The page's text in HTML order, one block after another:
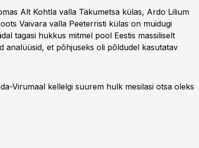
Alt Kohtla valla Täkumetsa külas, Ardo Lilium
Vaivara valla Peeterristi külas on muidugi
tagasi hukkus mitmel pool Eestis massiliselt
analüüsid, et põhjuseks oli põldudel kasutatav
Virumaal kellelgi suurem hulk mesilasi otsa oleks